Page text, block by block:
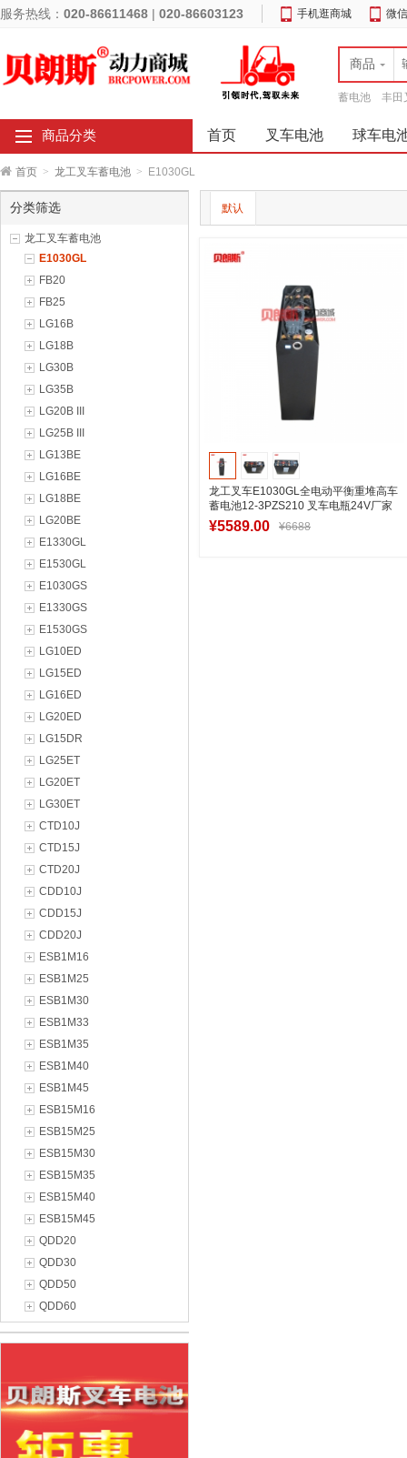
服务热线： 020-86611468 | 020-86603123 手机逛商城 微
商品
蓄电池 丰田
商品分类 首页 叉车电池 球车电
首页 > 龙工叉车蓄电池 > E1030GL
分类筛选
龙工叉车蓄电池
E1030GL
FB20
FB25
LG16B
LG18B
LG30B
LG35B
LG20B III
LG25B III
LG13BE
LG16BE
LG18BE
LG20BE
E1330GL
E1530GL
E1030GS
E1330GS
E1530GS
LG10ED
LG15ED
LG16ED
LG20ED
LG15DR
LG25ET
LG20ET
LG30ET
CTD10J
CTD15J
CTD20J
CDD10J
CDD15J
CDD20J
ESB1M16
ESB1M25
ESB1M30
ESB1M33
ESB1M35
ESB1M40
ESB1M45
ESB15M16
ESB15M25
ESB15M30
ESB15M35
ESB15M40
ESB15M45
QDD20
QDD30
QDD50
QDD60
默认
龙工叉车E1030GL全电动平衡重堆高车
蓄电池12-3PZS210 叉车电瓶24V厂家
批发
¥5589.00 ¥6688